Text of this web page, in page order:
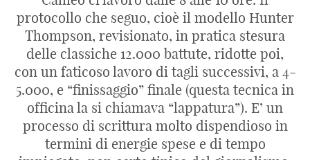
protocollo che seguo, cioè il modello Hunter
Thompson, revisionato, in pratica stesura
delle classiche 12.000 battute, ridotte poi,
con un faticoso lavoro di tagli successivi, a 4-
5.000, e “finissaggio” finale (questa tecnica in
officina la si chiamava “lappatura”). E’ un
processo di scrittura molto dispendioso in
termini di energie spese e di tempo